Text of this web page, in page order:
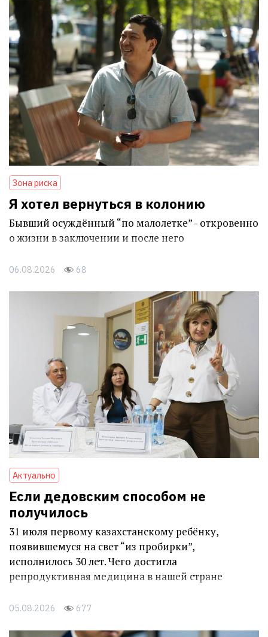
Зона риска
Я хотел вернуться в колонию
Бывший осуждённый “по малолетке” - откровенно
о жизни в заключении и после него
06.08.2026 68
Актуально
Если дедовским способом не
получилось
31 июля первому казахстанскому ребёнку,
появившемуся на свет “из пробирки”,
исполнилось 30 лет. Чего достигла
репродуктивная медицина в нашей стране
05.08.2026 677